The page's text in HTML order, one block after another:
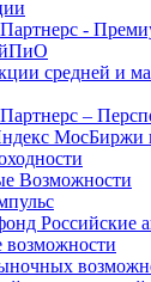
-
средней и
–
МосБиржи
Возможности
Российские